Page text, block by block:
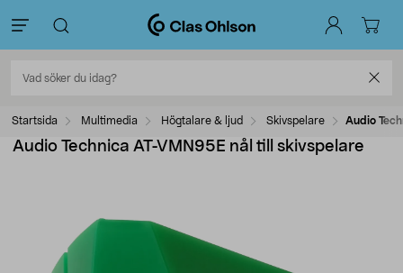
Startsida Multimedia Högtalare & ljud Skivspelare Audio
Audio Technica AT-VMN95E nål till skivspelare